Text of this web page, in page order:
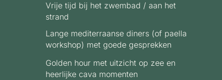
Vrije tijd bij het zwembad / aan het
strand
Lange mediterraanse diners (of paella
workshop) met goede gesprekken
Golden hour met uitzicht op zee en
heerlijke cava momenten